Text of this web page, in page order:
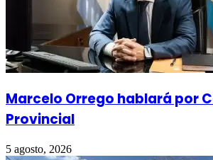
Marcelo Orrego hablará por
Provincial
5 agosto, 2026